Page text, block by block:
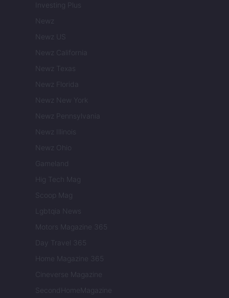
Investing Plus
Newz
Newz US
Newz California
Newz Texas
Newz Florida
Newz New York
Newz Pennsylvania
Newz Illinois
Newz Ohio
Gameland
Hig Tech Mag
Scoop Mag
Lgbtqia News
Motors Magazine 365
Day Travel 365
Home Magazine 365
Cineverse Magazine
SecondHomeMagazine